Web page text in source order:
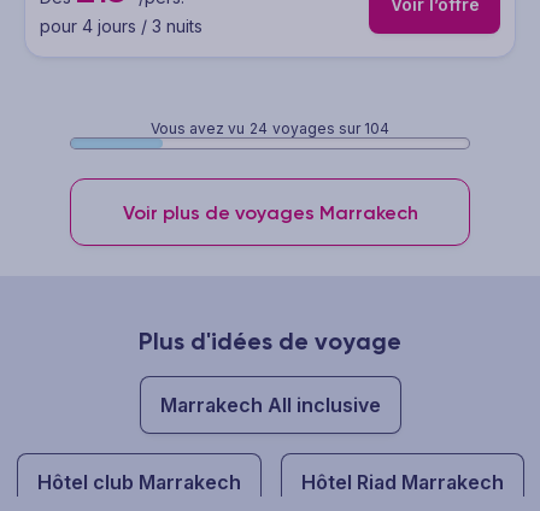
pour 4 jours / 3 nuits
Voir l’offre
Vous avez vu 24 voyages sur 104
Voir plus de voyages Marrakech
Plus d'idées de voyage
Marrakech All inclusive
Hôtel club Marrakech Hôtel Riad Marrakech